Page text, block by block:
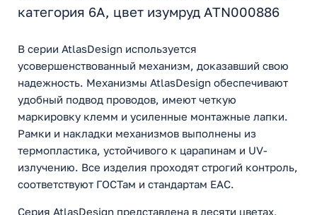
категория 6A, цвет изумруд ATN000886
В серии AtlasDesign используется
усовершенствованный механизм, доказавший свою
надежность. Механизмы AtlasDesign обеспечивают
удобный подвод проводов, имеют четкую
маркировку клемм и усиленные монтажные лапки.
Рамки и накладки механизмов выполнены из
термопластика, устойчивого к царапинам и UV-
излучению. Все изделия проходят строгий контроль,
соответствуют ГОСТам и стандартам ЕАС.
Серия AtlasDesign представлена в десяти цветах,